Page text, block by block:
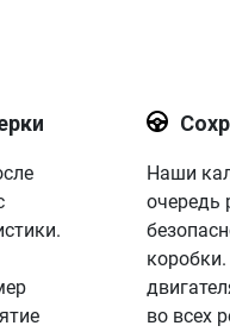
Наши
очередь
во всех